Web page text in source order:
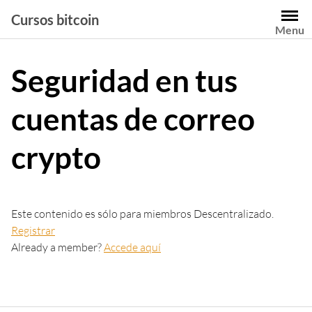
contenido
Cursos bitcoin
Menu
Seguridad en tus
cuentas de correo
crypto
Este contenido es sólo para miembros Descentralizado.
Registrar
Already a member?Accede aquí